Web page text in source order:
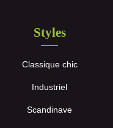
Styles
Classique chic
Industriel
Scandinave